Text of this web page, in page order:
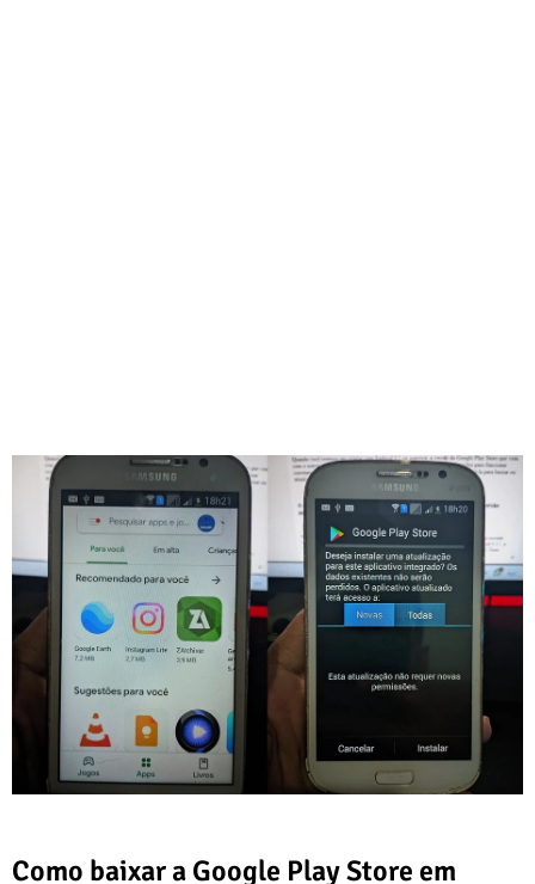
Como baixar a Google Play Store em